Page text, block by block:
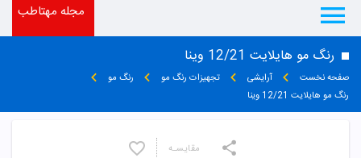
مجله مهتاطب
رنگ مو هایلایت 12/21 وینا
صفحه نخست آرایشی تجهیزات رنگ مو
رنگ مو
رنگ مو هایلایت 12/21 وینا
مقایسـه